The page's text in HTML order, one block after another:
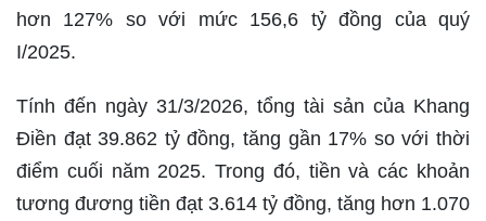
hơn 127% so với mức 156,6 tỷ đồng của quý
I/2025.
Tính đến ngày 31/3/2026, tổng tài sản của Khang
Điền đạt 39.862 tỷ đồng, tăng gần 17% so với thời
điểm cuối năm 2025. Trong đó, tiền và các khoản
tương đương tiền đạt 3.614 tỷ đồng, tăng hơn 1.070